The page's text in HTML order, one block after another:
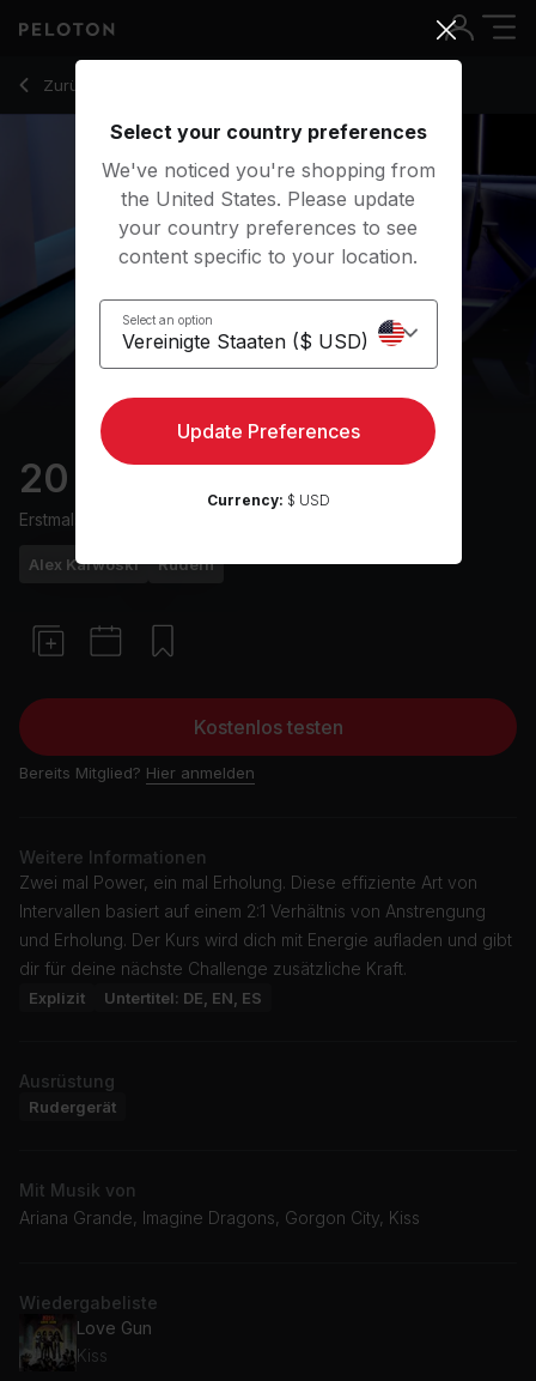
Zurück zu Ruderkurse
Zurück
20 min Tabata Row
Erstmals ausgestrahlt am
Alex Karwoski Rudern
Kostenlos testen
Bereits Mitglied? Hier anmelden
Weitere Informationen
Zwei mal Power, ein mal Erholung. Diese effiziente Art von
Intervallen basiert auf einem 2:1 Verhältnis von Anstrengung
und Erholung. Der Kurs wird dich mit Energie aufladen und gibt
dir für deine nächste Challenge zusätzliche Kraft.
Explizit Untertitel: DE, EN, ES
Ausrüstung
Rudergerät
Mit Musik von
Ariana Grande, Imagine Dragons, Gorgon City, Kiss
Wiedergabeliste
Love Gun
Kiss
20 Min Tabata Row with Electronic Music - Alex Karwoski
Select your country preferences
We've noticed you're shopping from
the United States. Please update
your country preferences to see
content specific to your location.
Select an option
Update Preferences
Currency: $ USD